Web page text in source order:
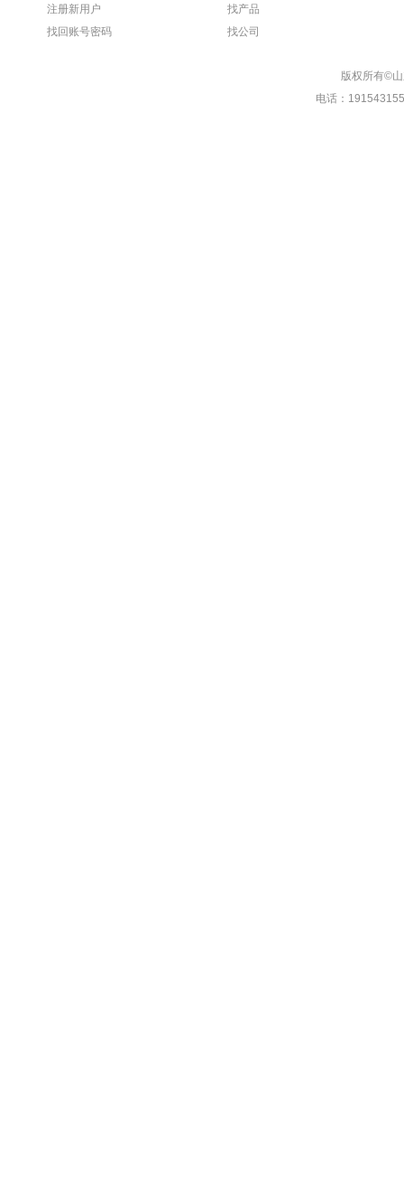
注册新用户
找回账号密码
找产品
找公司
版权所有©
电话：